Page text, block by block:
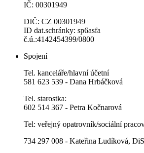
IČ: 00301949
DIČ: CZ 00301949
ID dat.schránky: sp6asfa
Spojení
Tel. kanceláře/hlavní účetní
581 623 539 - Dana Hrbáčková
Tel. starostka:
602 514 367 - Petra Kočnarová
Tel: veřejný opatrovník/sociální
734 297 008 - Kateřina Ludíková,